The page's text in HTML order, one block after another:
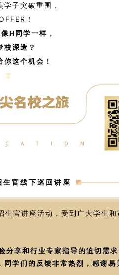
学子突破重围，
！
H同学一样，
校深造？
你这个机会！
官线下巡回讲座
官讲座活动，受到广大学生和
享和行业专家指导的迫切需求
学们的反馈非常热烈，感谢易